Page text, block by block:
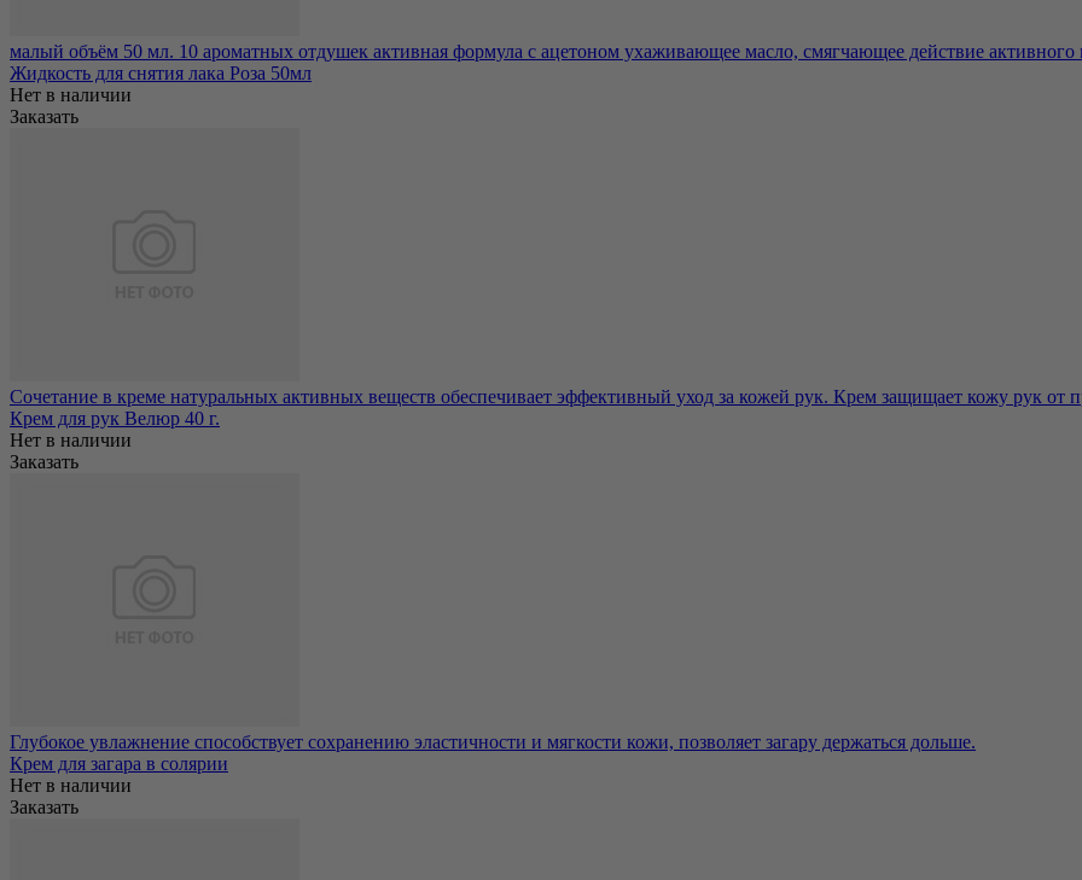
малый объём 50 мл. 10 ароматных отдушек активная формула с ацетоном ухаживающее масло, смягчающее действие активного
Жидкость для снятия лака Роза 50мл
Нет в наличии
Заказать
Сочетание в креме натуральных активных веществ обеспечивает эффективный уход за кожей рук. Крем защищает кожу рук от
Крем для рук Велюр 40 г.
Нет в наличии
Заказать
Глубокое увлажнение способствует сохранению эластичности и мягкости кожи, позволяет загару держаться дольше.
Крем для загара в солярии
Нет в наличии
Заказать